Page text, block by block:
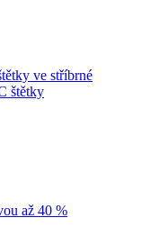
ve stříbrné
štětky
až 40 %